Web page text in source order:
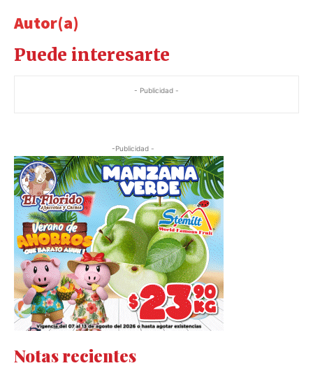
Autor(a)
Puede interesarte
- Publicidad -
-Publicidad -
Notas recientes